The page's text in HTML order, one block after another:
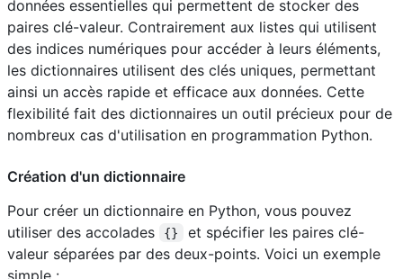
données essentielles qui permettent de stocker des
paires clé-valeur. Contrairement aux listes qui utilisent
des indices numériques pour accéder à leurs éléments,
les dictionnaires utilisent des clés uniques, permettant
ainsi un accès rapide et efficace aux données. Cette
flexibilité fait des dictionnaires un outil précieux pour de
nombreux cas d'utilisation en programmation Python.
Création d'un dictionnaire
Pour créer un dictionnaire en Python, vous pouvez
utiliser des accolades
{}
et spécifier les paires clé-
valeur séparées par des deux-points. Voici un exemple
simple :